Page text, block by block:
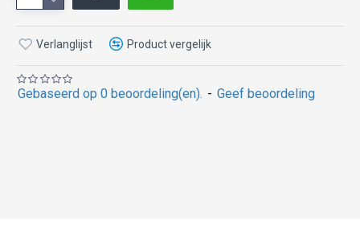
Gebaseerd op 0 beoordeling(en). - Geef beoordeling
Verlanglijst Product vergelijk